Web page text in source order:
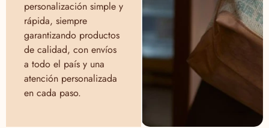
personalización simple y
rápida, siempre
garantizando productos
de calidad, con envíos
a todo el país y una
atención personalizada
en cada paso.